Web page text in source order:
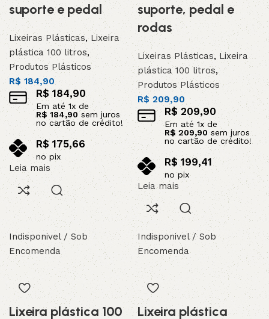
suporte e pedal
Lixeiras Plásticas, Lixeira
plástica 100 litros,
Produtos Plásticos
R$ 184,90
R$ 184,90
Em até 1x de
R$ 184,90sem juros
no cartão de crédito!
R$ 175,66
no pix
Leia mais
suporte, pedal e
rodas
Lixeiras Plásticas, Lixeira
plástica 100 litros,
Produtos Plásticos
R$ 209,90
R$209,90
Em até 1x de
R$ 209,90sem juros
no cartão de crédito!
R$199,41
no pix
Leia mais
Indisponivel / Sob
Encomenda
Lixeira plástica 100
Indisponivel / Sob
Encomenda
Lixeira plástica